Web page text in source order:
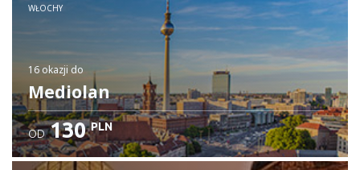
WŁOCHY
16 okazji do
Mediolan
OD 130 PLN